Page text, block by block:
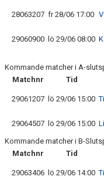
28063207 fr 28/06 17:00
29060900 lö 29/06 08:00
Kommande matcher i A-
Matchnr
Tid
29061207 lö 29/06 15:00
29064507 lö 29/06 15:00
Kommande matcher i B-
Matchnr
Tid
29063406 lö 29/06 14:00